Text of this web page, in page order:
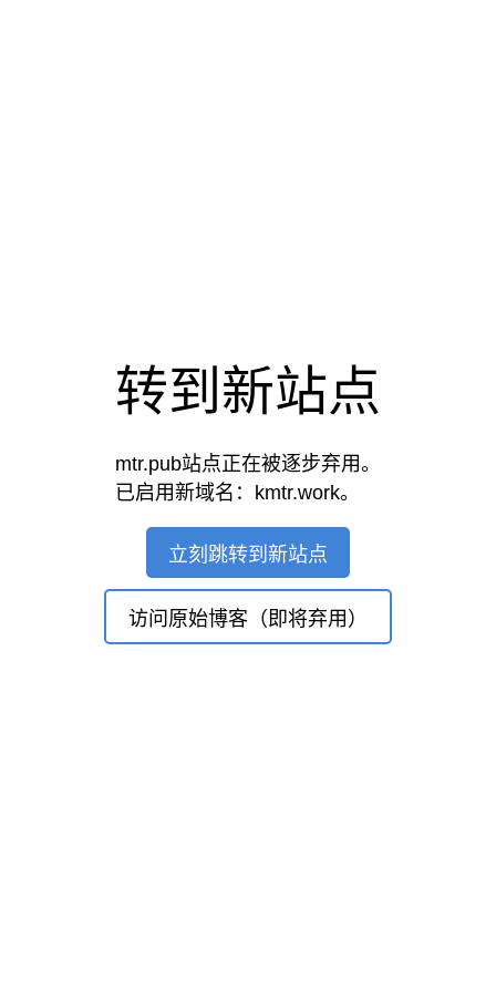
转到新站点
mtr.pub站点正在被逐步弃用。
已启用新域名：kmtr.work。
立刻跳转到新站点
访问原始博客（即将弃用）